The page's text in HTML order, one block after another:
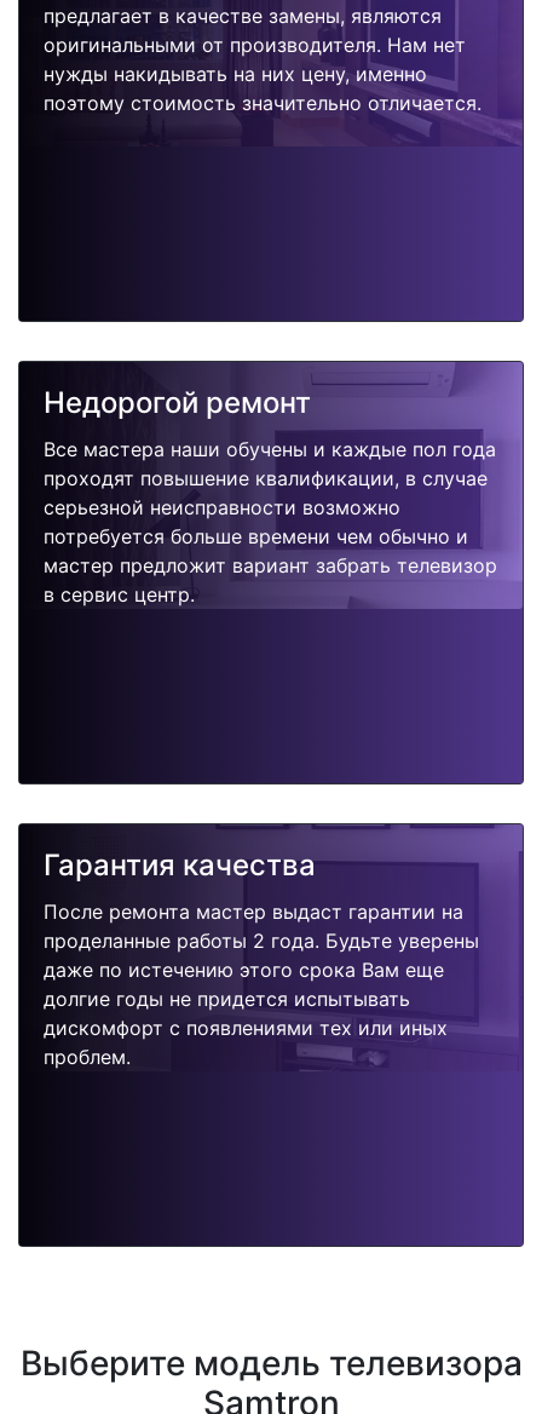
предлагает в качестве замены, являются
оригинальными от производителя. Нам нет
нужды накидывать на них цену, именно
поэтому стоимость значительно отличается.
Недорогой ремонт
Все мастера наши обучены и каждые пол года
проходят повышение квалификации, в случае
серьезной неисправности возможно
потребуется больше времени чем обычно и
мастер предложит вариант забрать телевизор
в сервис центр.
Гарантия качества
После ремонта мастер выдаст гарантии на
проделанные работы 2 года. Будьте уверены
даже по истечению этого срока Вам еще
долгие годы не придется испытывать
дискомфорт с появлениями тех или иных
проблем.
Выберите модель телевизора
Samtron